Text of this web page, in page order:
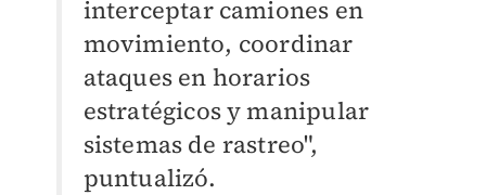
interceptar camiones en
movimiento, coordinar
ataques en horarios
estratégicos y manipular
sistemas de rastreo",
puntualizó.